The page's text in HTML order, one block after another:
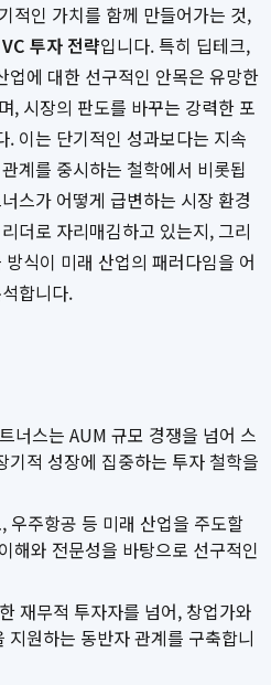
적인 가치를 함께 만들어가는 것,
VC 투자 전략입니다. 특히 딥테크,
업에 대한 선구적인 안목은 유망한
, 시장의 판도를 바꾸는 강력한 포
이는 단기적인 성과보다는 지속
계를 중시하는 철학에서 비롯됩
스가 어떻게 급변하는 시장 환경
더로 자리매김하고 있는지, 그리
식이 미래 산업의 패러다임을 어
합니다.
너스는 AUM 규모 경쟁을 넘어 스
기적 성장에 집중하는 투자 철학을
우주항공 등 미래 산업을 주도할
해와 전문성을 바탕으로 선구적인
재무적 투자자를 넘어, 창업가와
지원하는 동반자 관계를 구축합니